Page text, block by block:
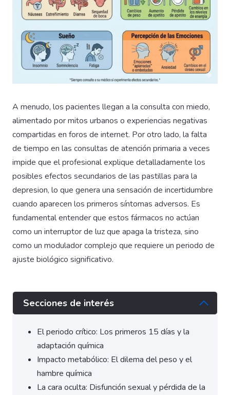
A menudo, los pacientes llegan a la consulta con miedo,
alimentado por mitos urbanos o experiencias negativas
compartidas en foros de internet. Por otro lado, la falta
de tiempo en las consultas de atención primaria a veces
impide que el profesional explique detalladamente los
posibles efectos secundarios de las pastillas para la
depresion, lo que genera una sensación de incertidumbre
cuando aparecen los primeros síntomas adversos. Es
fundamental entender que estos fármacos no actúan
como un interruptor de luz que apaga la tristeza, sino
como un modulador complejo que requiere un periodo de
ajuste biológico significativo.
Secciones de interés
El periodo crítico: Los primeros 15 días y la
adaptación química
Impacto metabólico: El dilema del peso y el
hambre química
La cara oculta: Disfunción sexual y pérdida de la